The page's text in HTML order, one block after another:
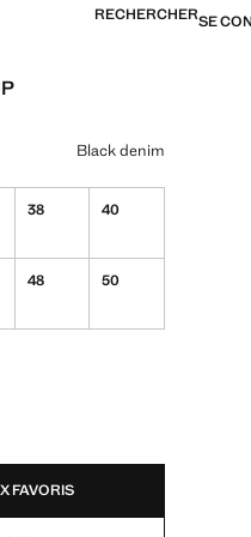
RECHERCHERSE
sélectionnée
Black denim
38 40
48 50
FAVORIS